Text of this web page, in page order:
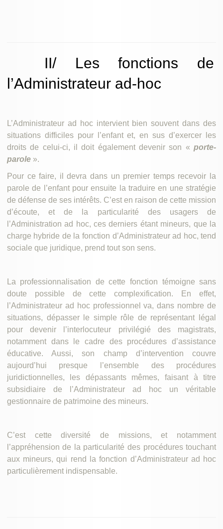
II/ Les fonctions de
l’Administrateur ad-hoc
L’Administrateur ad hoc intervient bien souvent dans des
situations difficiles pour l’enfant et, en sus d’exercer les
droits de celui-ci, il doit également devenir son «porte-
parole».
Pour ce faire, il devra dans un premier temps recevoir la
parole de l’enfant pour ensuite la traduire en une stratégie
de défense de ses intérêts. C’est en raison de cette mission
d’écoute, et de la particularité des usagers de
l’Administration ad hoc, ces derniers étant mineurs, que la
charge hybride de la fonction d’Administrateur ad hoc, tend
sociale que juridique, prend tout son sens.
La professionnalisation de cette fonction témoigne sans
doute possible de cette complexification. En effet,
l’Administrateur ad hoc professionnel va, dans nombre de
situations, dépasser le simple rôle de représentant légal
pour devenir l’interlocuteur privilégié des magistrats,
notamment dans le cadre des procédures d’assistance
éducative. Aussi, son champ d’intervention couvre
aujourd’hui presque l’ensemble des procédures
juridictionnelles, les dépassants mêmes, faisant à titre
subsidiaire de l’Administrateur ad hoc un véritable
gestionnaire de patrimoine des mineurs.
C’est cette diversité de missions, et notamment
l’appréhension de la particularité des procédures touchant
aux mineurs, qui rend la fonction d’Administrateur ad hoc
particulièrement indispensable.